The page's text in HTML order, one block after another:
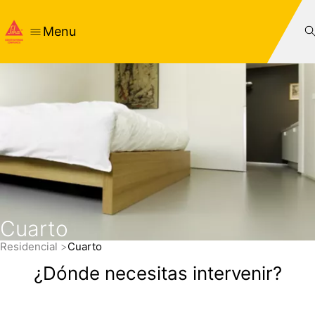
Menu
Cuarto
Residencial Cuarto
¿Dónde necesitas intervenir?